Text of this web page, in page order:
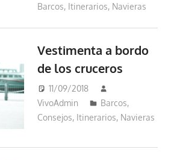
Barcos, Itinerarios, Navieras
Vestimenta a bordo
de los cruceros
11/09/2018
VivoAdmin
Barcos,
Consejos, Itinerarios, Navieras